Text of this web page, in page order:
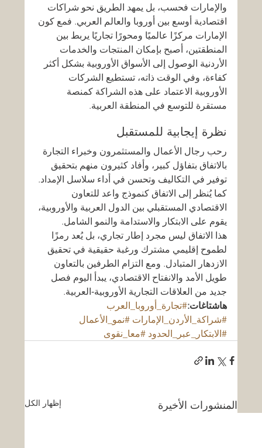
والإمارات فحسب، بل يمهد الطريق نحو شراكات
اقتصادية أوسع بين أوروبا والعالم العربي. فمع كون
الإمارات مركزًا عالميًا ومحورًا تجاريًا يربط بين
المنطقتين، أصبح بإمكان المنتجات والخدمات
الأردنية الوصول إلى الأسواق الأوروبية بشكل أكثر
كفاءة، وفي الوقت ذاته، تستطيع الشركات
الأوروبية الاعتماد على هذه الشراكة كمنصة
مستقرة للتوسع في المنطقة العربية.
نظرة إيجابية للمستقبل
رحب رجال الأعمال والمستثمرون وخبراء التجارة
بالاتفاق بتفاؤل كبير، وأفاد كثيرون منهم بتحقيق
توفير في التكاليف وتحسن في أداء سلاسل الإمداد.
كما يُنظر إلى الاتفاق كنموذج واعد للتعاون
الاقتصادي المستقبلي بين الدول العربية والأوروبية،
يقوم على الابتكار والاستدامة والنمو الشامل.
هذا الاتفاق ليس مجرد إطار تجاري، بل يُعد رمزًا
لطموح إقليمي مشترك ورغبة حقيقية في تحقيق
الازدهار المتبادل. ومع التزام الطرفين بالتعاون
طويل الأمد والانفتاح الاقتصادي، يبدأ اليوم فصل
جديد من العلاقات التجارية الأوروبية‑العربية.
هاشتاغات:#تجارة_أوروبا_العرب
#شراكة_الأردن_الإمارات #نمو_الأعمال
#الابتكار_عبر_الحدود #معا_نقوى
المنشورات الأخيرة إظهار الكل